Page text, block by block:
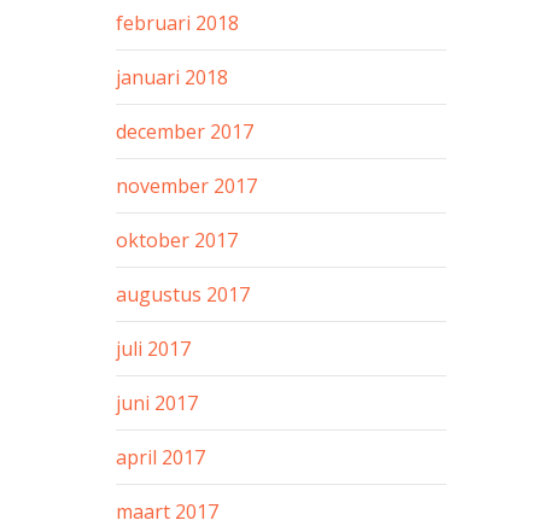
februari 2018
januari 2018
december 2017
november 2017
oktober 2017
augustus 2017
juli 2017
juni 2017
april 2017
maart 2017